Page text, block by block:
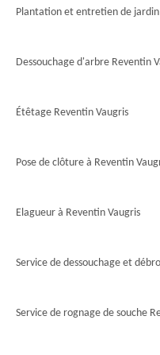
Plantation et entretien de jardin
Dessouchage d'arbre Reventin
Étêtage Reventin Vaugris
Pose de clôture à Reventin
Elagueur à Reventin Vaugris
Service de dessouchage et
Service de rognage de souche